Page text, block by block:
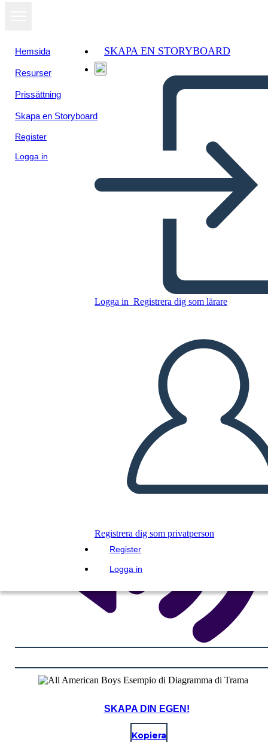
Hemsida
Resurser
Prissättning
Skapa en Storyboard
Register
Logga in
SKAPA EN STORYBOARD
Logga in Registrera dig som lärare
Registrera dig som privatperson
Register
Logga in
All American Boys Esempio
di Diagramma di Trama
SKAPA EN STORYBOARD
SPELA UPP BILDSPEL
LÄS FÖR MIG
SKAPA DIN EGEN!
Kopiera